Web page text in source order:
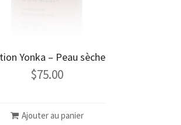
Yonka – Peau sèche
$75.00
Ajouter au panier